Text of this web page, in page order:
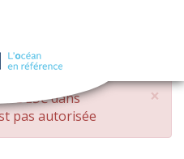
navigation
×
DESCdans
pas autorisée